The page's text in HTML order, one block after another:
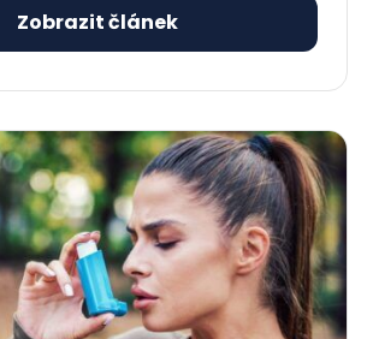
Zobrazit článek